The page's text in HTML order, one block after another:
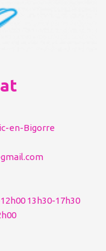
en-Bigorre
13h30-17h30